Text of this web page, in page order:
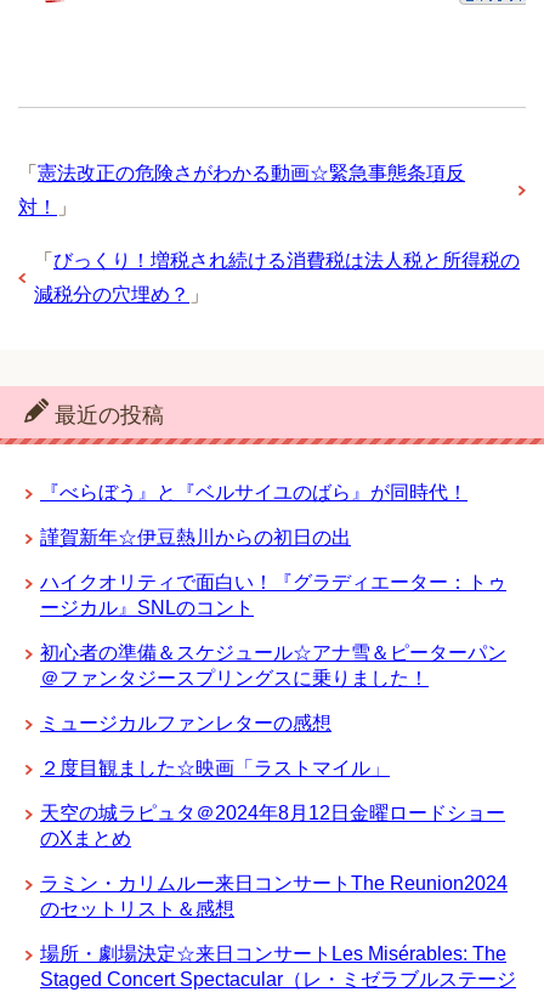
「 憲法改正の危険さがわかる動画☆緊急事態条項反
対！
」
「 びっくり！増税され続ける消費税は法人税と所得税の
減税分の穴埋め？ 」
最近の投稿
『べらぼう』と『ベルサイユのばら』が同時代！
謹賀新年☆伊豆熱川からの初日の出
ハイクオリティで面白い！『グラディエーター：トゥ
ージカル』SNLのコント
初心者の準備＆スケジュール☆アナ雪＆ピーターパン
＠ファンタジースプリングスに乗りました！
ミュージカルファンレターの感想
２度目観ました☆映画「ラストマイル」
天空の城ラピュタ＠2024年8月12日金曜ロードショー
のXまとめ
ラミン・カリムルー来日コンサートThe Reunion2024
のセットリスト＆感想
場所・劇場決定☆来日コンサートLes Misérables: The
Staged Concert Spectacular（レ・ミゼラブルステージ